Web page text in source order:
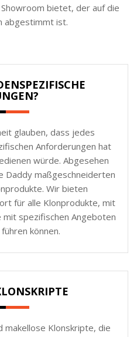
bietet, der auf die
abgestimmt ist.
glauben, dass jedes
Anforderungen hat
würde. Abgesehen
Daddy maßgeschneiderten
Wir bieten
für alle Klonprodukte, mit
spezifischen Angeboten
können.
Klonskripte, die